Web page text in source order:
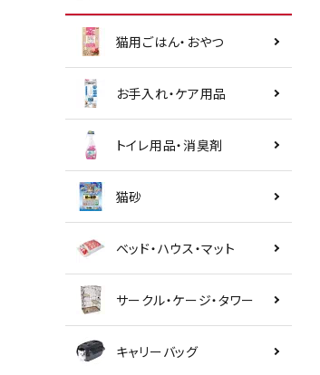
猫用ごはん・おやつ
お手入れ・ケア用品
トイレ用品・消臭剤
猫砂
ベッド・ハウス・マット
サークル・ケージ・タワー
キャリーバッグ